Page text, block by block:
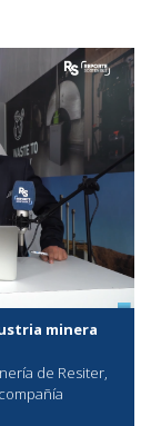
minera
de Resiter,